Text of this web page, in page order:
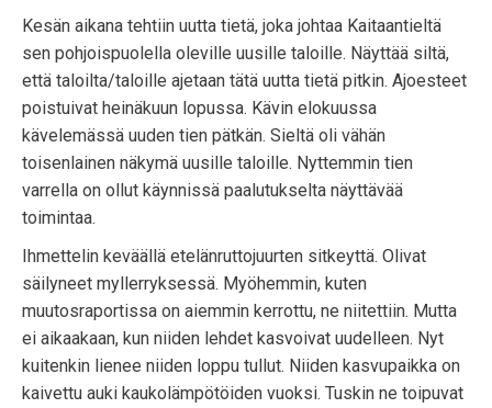
Kesän aikana tehtiin uutta tietä, joka johtaa Kaitaantieltä
sen pohjoispuolella oleville uusille taloille. Näyttää siltä,
että taloilta/taloille ajetaan tätä uutta tietä pitkin. Ajoesteet
poistuivat heinäkuun lopussa. Kävin elokuussa
kävelemässä uuden tien pätkän. Sieltä oli vähän
toisenlainen näkymä uusille taloille. Nyttemmin tien
varrella on ollut käynnissä paalutukselta näyttävää
toimintaa.
Ihmettelin keväällä etelänruttojuurten sitkeyttä. Olivat
säilyneet myllerryksessä. Myöhemmin, kuten
muutosraportissa on aiemmin kerrottu, ne niitettiin. Mutta
ei aikaakaan, kun niiden lehdet kasvoivat uudelleen. Nyt
kuitenkin lienee niiden loppu tullut. Niiden kasvupaikka on
kaivettu auki kaukolämpötöiden vuoksi. Tuskin ne toipuvat